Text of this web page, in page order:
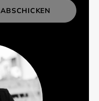
ABSCHICKEN